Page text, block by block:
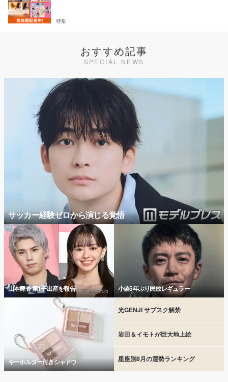
特集
おすすめ記事
SPECIAL NEWS
サッカー経験ゼロから演じる覚悟
山本舞香 第1子出産を報告 小栗5年ぶり民放レギュラー
キーホルダー付きシャドウ
光GENJI サブスク解禁
岩田＆イモトが巨大地上絵
星座別8月の運勢ランキング